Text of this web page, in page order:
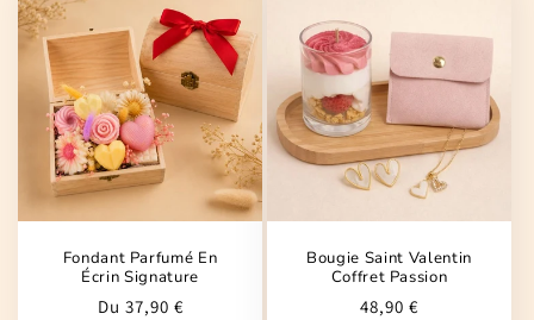
Fondant Parfumé En
Écrin Signature
Prix
Du 37,90 €
Bougie Saint Valentin
Coffret Passion
Prix
48,90 €